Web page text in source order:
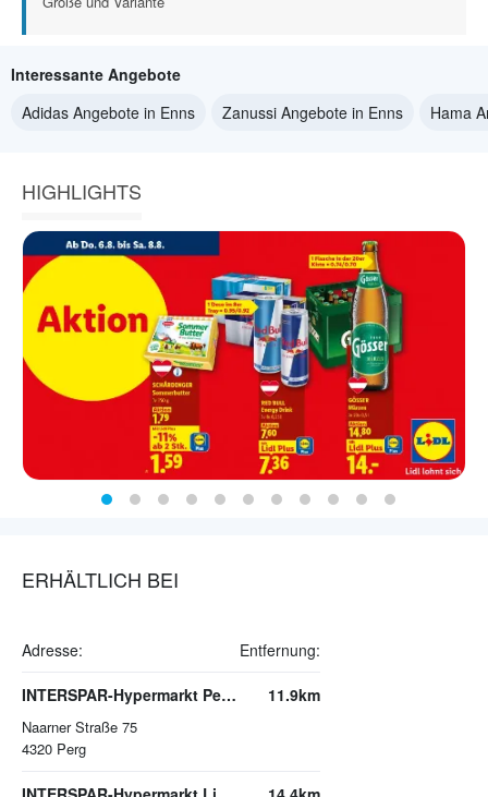
Interessante Angebote
Adidas Angebote in Enns
Zanussi Angebote in Enns Hama
HIGHLIGHTS
ERHÄLTLICH BEI
Adresse: Entfernung:
INTERSPAR-Hypermarkt Perg, Naarner Straße
Naarner Straße 75
4320 Perg
11.9km